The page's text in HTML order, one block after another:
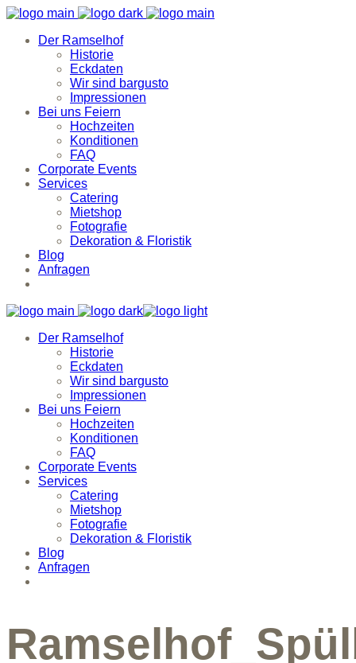
Der Ramselhof
Historie
Eckdaten
Wir sind bargusto
Impressionen
Bei uns Feiern
Hochzeiten
Konditionen
FAQ
Corporate Events
Services
Catering
Mietshop
Fotografie
Dekoration & Floristik
Blog
Anfragen
Der Ramselhof
Historie
Eckdaten
Wir sind bargusto
Impressionen
Bei uns Feiern
Hochzeiten
Konditionen
FAQ
Corporate Events
Services
Catering
Mietshop
Fotografie
Dekoration & Floristik
Blog
Anfragen